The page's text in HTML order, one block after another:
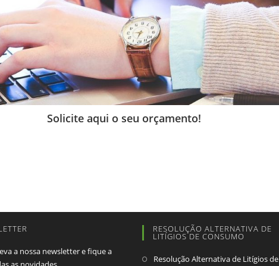
Solicite aqui o seu orçamento!
a nossa newsletter e fique a
RESOLUÇÃO ALTERNATIVA DE
LITÍGIOS DE CONSUMO
Resolução Alternativa de Litígios de